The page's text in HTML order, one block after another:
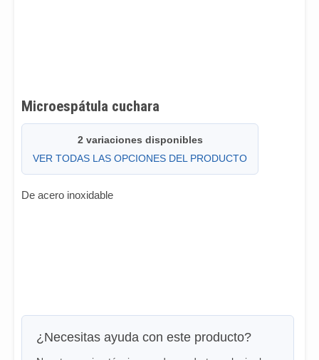
Microespátula cuchara
2 variaciones disponibles
VER TODAS LAS OPCIONES DEL PRODUCTO
De acero inoxidable
¿Necesitas ayuda con este producto?